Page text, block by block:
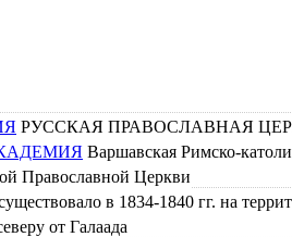
РУССКАЯ ПРАВОСЛАВНАЯ
Варшавская Римско-
Православной Церкви
в 1834-1840 гг. на
от Галаада